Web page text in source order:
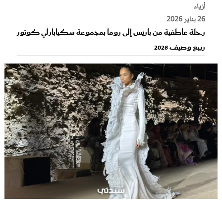
أزياء
26 يناير 2026
رحلة عاطفية من باريس إلى روما بمجموعة سكيابارلي كوتور
ربيع وصيف 2026